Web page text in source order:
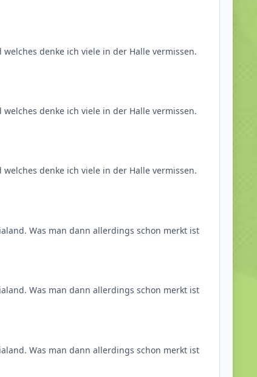
denke ich viele in der Halle vermissen.
denke ich viele in der Halle vermissen.
denke ich viele in der Halle vermissen.
Was man dann allerdings schon merkt ist
Was man dann allerdings schon merkt ist
Was man dann allerdings schon merkt ist